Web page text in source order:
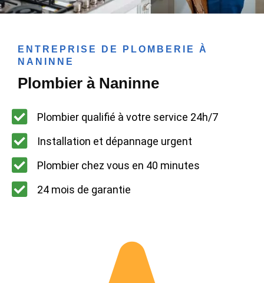
ENTREPRISE DE PLOMBERIE À
NANINNE
Plombier à Naninne
Plombier qualifié à votre service 24h/7
Installation et dépannage urgent
Plombier chez vous en 40 minutes
24 mois de garantie